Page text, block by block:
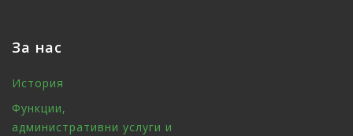
За нас
История
Функции,
административни услуги и